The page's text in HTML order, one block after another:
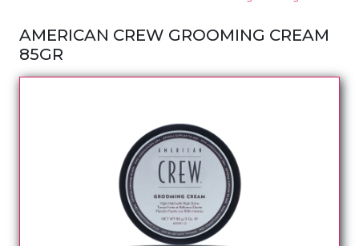
AMERICAN CREW GROOMING CREAM
85GR